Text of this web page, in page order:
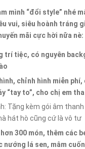
mình “đổi style” nhé
vui, siêu hoành tráng
mãi cực hời nữa nè:
trí tiệc, có nguyên
chỉnh hình miễn phí,
“tay to”, cho chị em
Tặng kèm gói âm
hát hò cũng cứ là vô tư
300 món, thêm các
nướng lá sen, mâm